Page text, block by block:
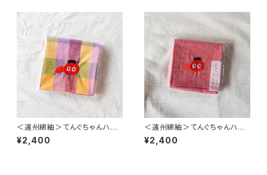
＜遠州綿紬＞てんぐちゃんハン
カチ ~時計草~（約39cm×39c
m）
¥2,400
＜遠州綿紬＞てんぐちゃんハン
カチ ~天狗~（約39cm×39c
m）
¥2,400